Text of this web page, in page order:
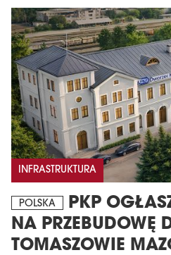
INFRASTRUKTURA
POLSKA
PKP
NA PRZEBUDOWĘ
TOMASZOWIE